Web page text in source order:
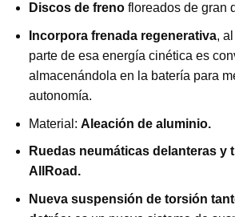
Discos de frenofloreados de gran
Incorpora frenada regenerativa,
parte de esa energía cinética es
almacenándola en la batería para
autonomía.
Material: Aleación de aluminio.
Ruedas neumáticas delanteras y
AllRoad.
Nueva suspensión de torsión